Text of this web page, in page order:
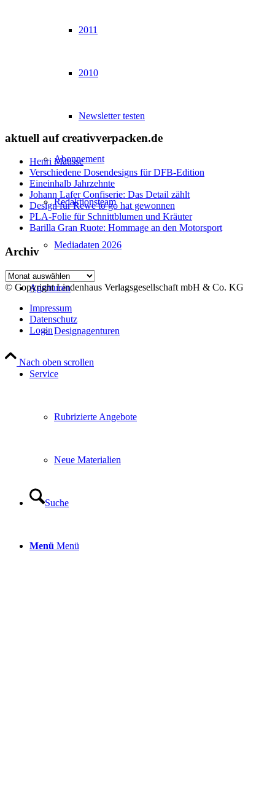
2011
2010
Newsletter testen
Abonnement
Redaktionsteam
Mediadaten 2026
Agenturen
Designagenturen
Service
Rubrizierte Angebote
Neue Materialien
Suche
Menü Menü
aktuell auf creativverpacken.de
Henri Matisse
Verschiedene Dosendesigns für DFB-Edition
Eineinhalb Jahrzehnte
Johann Lafer Confiserie: Das Detail zählt
Design für Rewe to go hat gewonnen
PLA-Folie für Schnittblumen und Kräuter
Barilla Gran Ruote: Hommage an den Motorsport
Archiv
Archiv
© Copyright Lindenhaus Verlagsgesellschaft mbH & Co. KG
Impressum
Datenschutz
Login
Nach oben scrollen